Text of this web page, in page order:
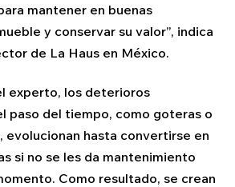
mantener en buenas
y conservar su valor”, indica
de La Haus en México.
experto, los deterioros
paso del tiempo, como goteras o
evolucionan hasta convertirse en
si no se les da mantenimiento
Como resultado, se crean